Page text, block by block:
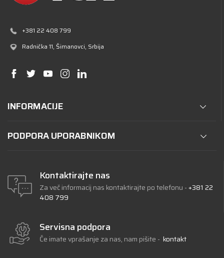
+381 22 408 799
Radnička 11, Šimanovci, Srbija
INFORMACIJE
PODPORA UPORABNIKOM
Kontaktirajte nas
Za več informacij nas kontaktirajte po telefonu -+381 22
408 799
Servisna podpora
Če imate vprašanje za nas, nam pišite - kontakt